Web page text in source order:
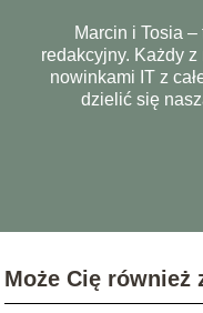
Marcin i Tosia
redakcyjny. Każdy
nowinkami IT z
dzielić się
Może Cię również